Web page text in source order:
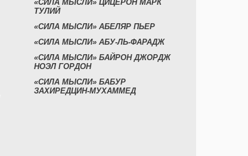
«СИЛА МЫСЛИ» ЦИЦЕРОН МАРК
ТУЛИЙ
«СИЛА МЫСЛИ» АБЕЛЯР ПЬЕР
«СИЛА МЫСЛИ» АБУ-ЛЬ-ФАРАДЖ
«СИЛА МЫСЛИ» БАЙРОН ДЖОРДЖ
НОЭЛ ГОРДОН
«СИЛА МЫСЛИ» БАБУР
ЗАХИРЕДЦИН-МУХАММЕД